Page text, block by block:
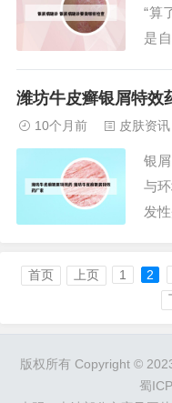
情
“算
是
两
六
治...
潍坊牛皮癣银屑特效
10个月前 皮肤资讯
银
与
发
非
系
（
细
首页 上页 1 2
版权所有 Copyright ©
蜀